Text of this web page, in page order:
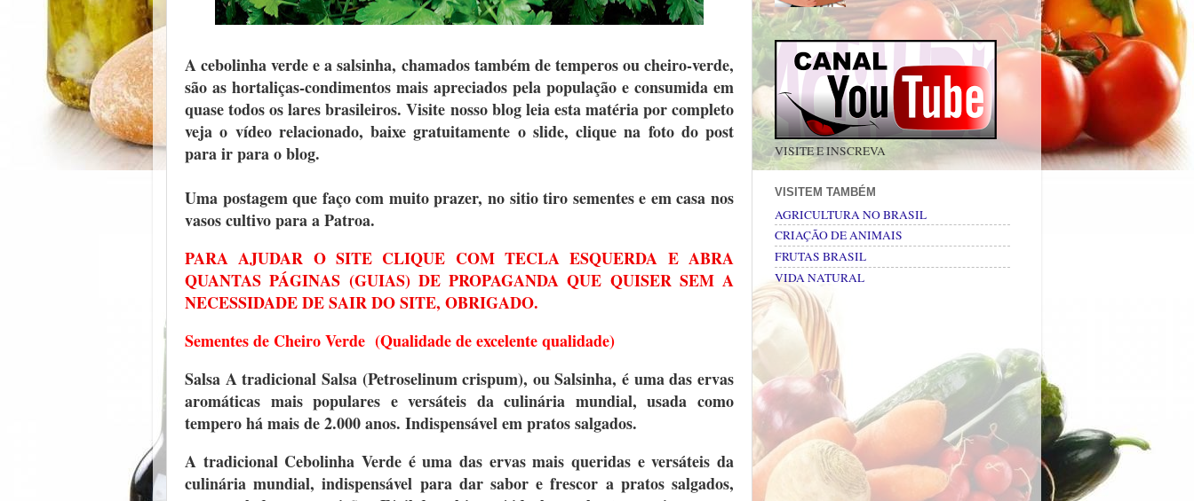
A cebolinha verde e a salsinha, chamados também de temperos ou cheiro-verde,
são as hortaliças-condimentos mais apreciados pela população e consumida em
quase todos os lares brasileiros. Visite nosso blog leia esta matéria por completo
veja o vídeo relacionado, baixe gratuitamente o slide, clique na foto do post
para ir para o blog.
Uma postagem que faço com muito prazer, no sitio tiro sementes e em casa nos
vasos cultivo para a Patroa.
PARA AJUDAR O SITE CLIQUE COM TECLA ESQUERDA E ABRA
QUANTAS PÁGINAS (GUIAS) DE PROPAGANDA QUE QUISER SEM A
NECESSIDADE DE SAIR DO SITE, OBRIGADO.
Sementes de Cheiro Verde (Qualidade de excelente qualidade)
Salsa A tradicional Salsa (Petroselinum crispum), ou Salsinha, é uma das ervas
aromáticas mais populares e versáteis da culinária mundial, usada como
tempero há mais de 2.000 anos. Indispensável em pratos salgados.
A tradicional Cebolinha Verde é uma das ervas mais queridas e versáteis da
culinária mundial, indispensável para dar sabor e frescor a pratos salgados,
VISITE E INSCREVA
VISITEM TAMBÉM
AGRICULTURA NO BRASIL
CRIAÇÃO DE ANIMAIS
FRUTAS BRASIL
VIDA NATURAL